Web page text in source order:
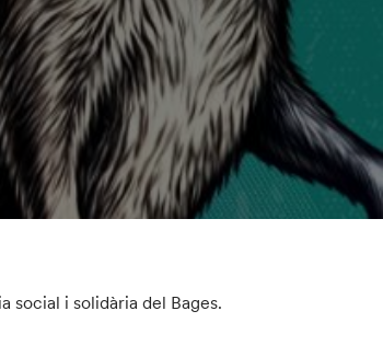
social i solidària del Bages.